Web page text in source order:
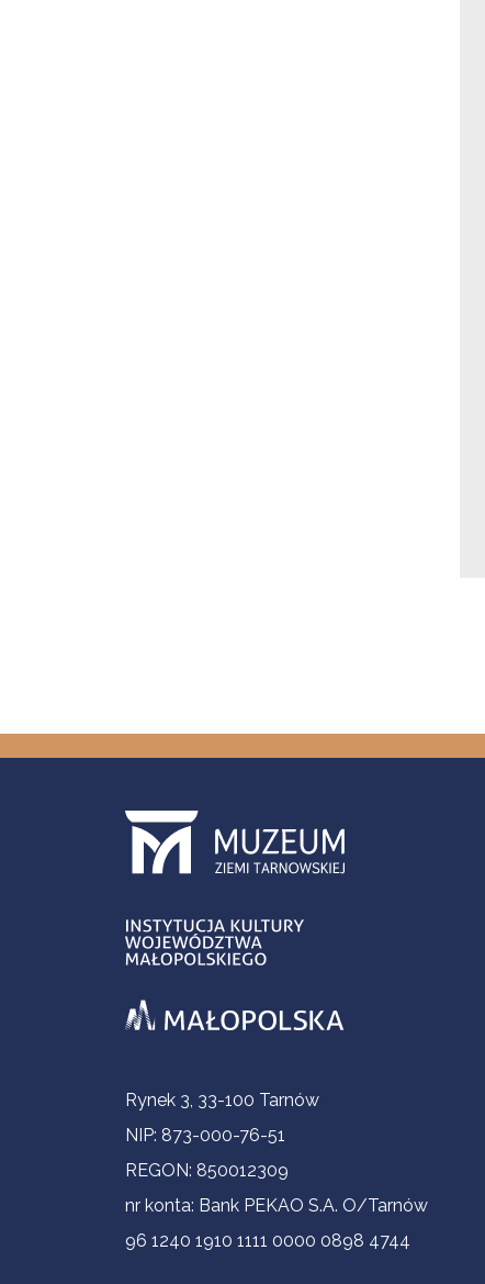
Informacje kontaktowe
Rynek 3, 33-100 Tarnów
NIP: 873-000-76-51
REGON: 850012309
nr konta: Bank PEKAO S.A. O/Tarnów
96 1240 1910 1111 0000 0898 4744